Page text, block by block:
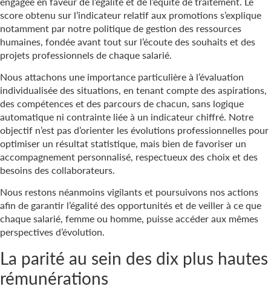
score obtenu sur l’indicateur relatif aux promotions s’explique
notamment par notre politique de gestion des ressources
humaines, fondée avant tout sur l’écoute des souhaits et des
projets professionnels de chaque salarié.
Nous attachons une importance particulière à l’évaluation
individualisée des situations, en tenant compte des aspirations,
des compétences et des parcours de chacun, sans logique
automatique ni contrainte liée à un indicateur chiffré. Notre
objectif n’est pas d’orienter les évolutions professionnelles pour
optimiser un résultat statistique, mais bien de favoriser un
accompagnement personnalisé, respectueux des choix et des
besoins des collaborateurs.
Nous restons néanmoins vigilants et poursuivons nos actions
afin de garantir l’égalité des opportunités et de veiller à ce que
chaque salarié, femme ou homme, puisse accéder aux mêmes
perspectives d’évolution.
La parité au sein des dix plus hautes
rémunérations